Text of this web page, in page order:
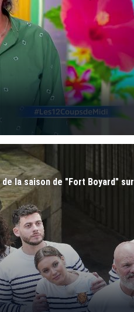
la saison de "Fort Boyard" sur